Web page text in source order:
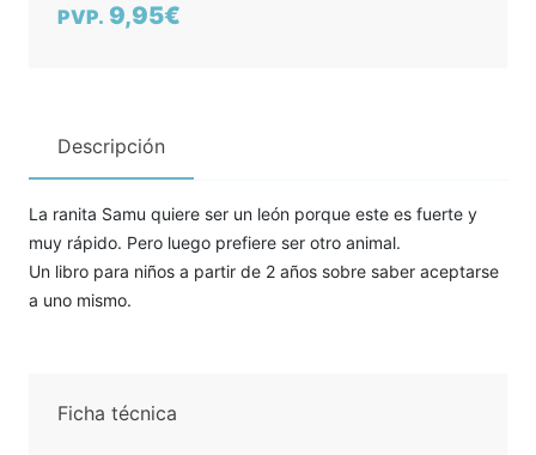
PVP. 9,95€
Descripción
La ranita Samu quiere ser un león porque este es fuerte y
muy rápido. Pero luego prefiere ser otro animal.
Un libro para niños a partir de 2 años sobre saber aceptarse
a uno mismo.
Ficha técnica